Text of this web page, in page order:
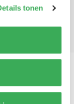
tonen
contact met